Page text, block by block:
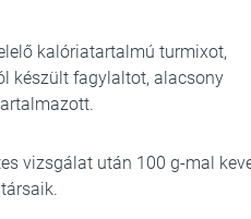
kalóriatartalmú turmixot,
készült fagylaltot, alacsony
vizsgálat után 100 g-mal